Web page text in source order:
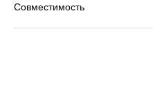
Совместимость